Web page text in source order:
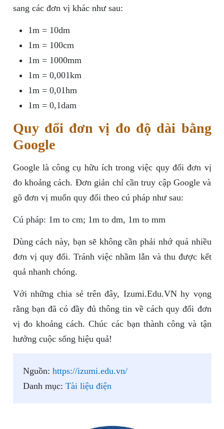
sang các đơn vị khác như sau:
1m = 10dm
1m = 100cm
1m = 1000mm
1m = 0,001km
1m = 0,01hm
1m = 0,1dam
Quy đổi đơn vị đo độ dài bằng
Google
Google là công cụ hữu ích trong việc quy đổi đơn vị
đo khoảng cách. Đơn giản chỉ cần truy cập Google và
gõ đơn vị muốn quy đổi theo cú pháp như sau:
Cú pháp: 1m to cm; 1m to dm, 1m to mm
Dùng cách này, bạn sẽ không cần phải nhớ quá nhiều
đơn vị quy đổi. Tránh việc nhầm lẫn và thu được kết
quả nhanh chóng.
Với những chia sẻ trên đây, Izumi.Edu.VN hy vọng
rằng bạn đã có đầy đủ thông tin về cách quy đổi đơn
vị đo khoảng cách. Chúc các bạn thành công và tận
hưởng cuộc sống hiệu quả!
Nguồn: https://izumi.edu.vn/
Danh mục: Tài liệu điện